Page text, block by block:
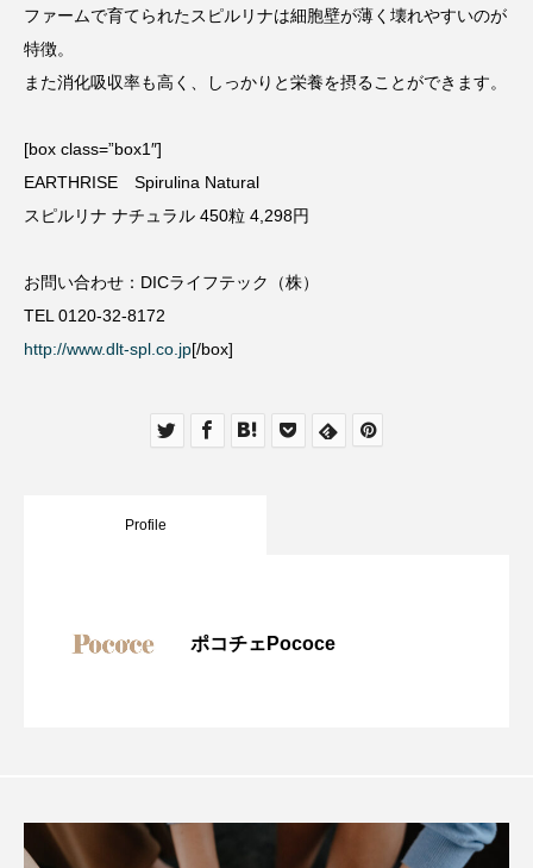
ファームで育てられたスピルリナは細胞壁が薄く壊れやすいのが
特徴。
また消化吸収率も高く、しっかりと栄養を摂ることができます。
[box class=”box1″]
EARTHRISE Spirulina Natural
スピルリナ ナチュラル 450粒 4,298円
お問い合わせ：DICライフテック（株）
TEL 0120-32-8172
http://www.dlt-spl.co.jp[/box]
Profile
ポコチェPococe